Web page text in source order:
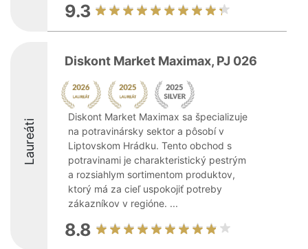
9.3
Laureáti
Diskont Market Maximax, PJ 026
Diskont Market Maximax sa špecializuje
na potravinársky sektor a pôsobí v
Liptovskom Hrádku. Tento obchod s
potravinami je charakteristický pestrým
a rozsiahlym sortimentom produktov,
ktorý má za cieľ uspokojiť potreby
zákazníkov v regióne. ...
8.8